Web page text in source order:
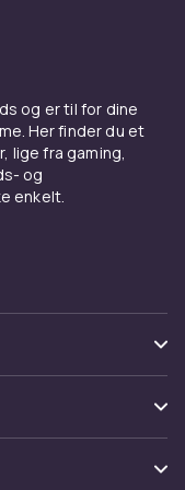
og er til for dine
Her finder du et
lige fra gaming,
og
enkelt.